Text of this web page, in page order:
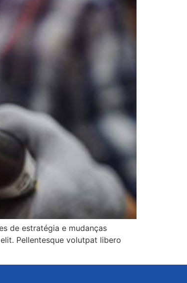
de estratégia e mudanças
Pellentesque volutpat libero